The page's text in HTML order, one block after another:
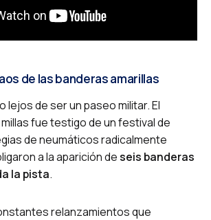
de las banderas amarillas
lejos de ser un paseo militar. El
fue testigo de un festival de
de neumáticos radicalmente
a la aparición deseis banderas
la pista.
relanzamientos que